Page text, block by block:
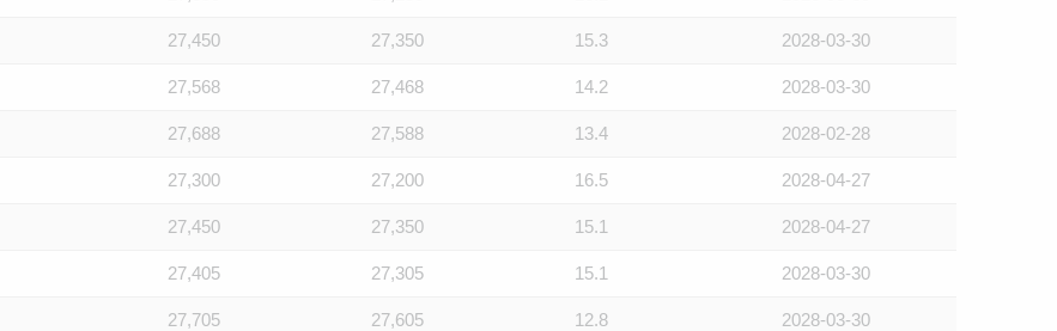
27,450 27,350 15.3 2028-03-30
27,568 27,468 14.2 2028-03-30
27,688 27,588 13.4 2028-02-28
27,300 27,200 16.5 2028-04-27
27,450 27,350 15.1 2028-04-27
27,405 27,305 15.1 2028-03-30
27,705 27,605 12.8 2028-03-30